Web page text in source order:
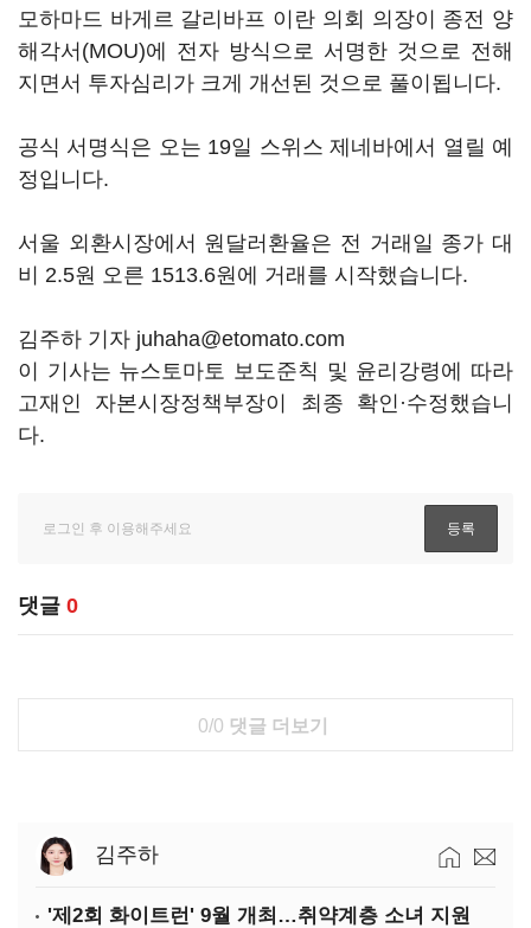
모하마드 바게르 갈리바프 이란 의회 의장이 종전 양
해각서(MOU)에 전자 방식으로 서명한 것으로 전해
지면서 투자심리가 크게 개선된 것으로 풀이됩니다.
공식 서명식은 오는 19일 스위스 제네바에서 열릴 예
정입니다.
서울 외환시장에서 원달러환율은 전 거래일 종가 대
비 2.5원 오른 1513.6원에 거래를 시작했습니다.
김주하 기자 juhaha@etomato.com
이 기사는 뉴스토마토 보도준칙 및 윤리강령에 따라
고재인 자본시장정책부장이 최종 확인·수정했습니
다.
댓글 0
0/0 댓글 더보기
김주하
'제2회 화이트런' 9월 개최…취약계층 소녀 지원